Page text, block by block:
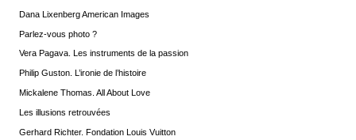
Dana Lixenberg American Images
Parlez-vous photo ?
Vera Pagava. Les instruments de la passion
Philip Guston. L’ironie de l’histoire
Mickalene Thomas. All About Love
Les illusions retrouvées
Gerhard Richter. Fondation Louis Vuitton